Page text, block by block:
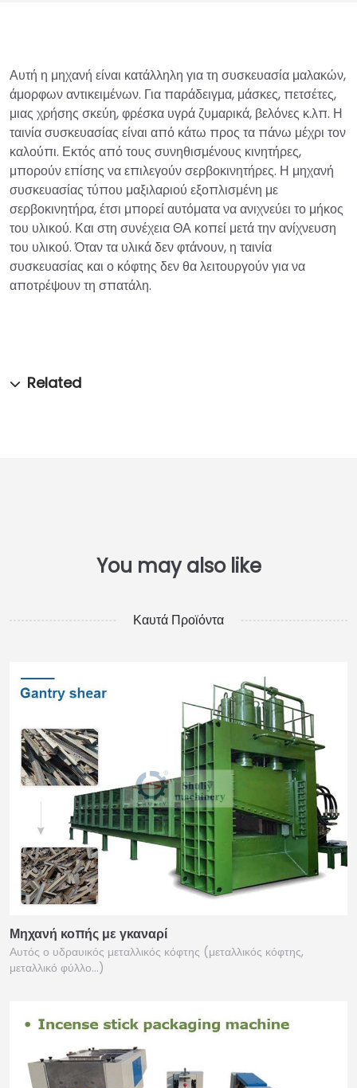
Αυτή η μηχανή είναι κατάλληλη για τη συσκευασία μαλακών,
άμορφων αντικειμένων. Για παράδειγμα, μάσκες, πετσέτες,
μιας χρήσης σκεύη, φρέσκα υγρά ζυμαρικά, βελόνες κ.λπ. Η
ταινία συσκευασίας είναι από κάτω προς τα πάνω μέχρι τον
καλούπι. Εκτός από τους συνηθισμένους κινητήρες,
μπορούν επίσης να επιλεγούν σερβοκινητήρες. Η μηχανή
συσκευασίας τύπου μαξιλαριού εξοπλισμένη με
σερβοκινητήρα, έτσι μπορεί αυτόματα να ανιχνεύει το μήκος
του υλικού. Και στη συνέχεια ΘΑ κοπεί μετά την ανίχνευση
του υλικού. Όταν τα υλικά δεν φτάνουν, η ταινία
συσκευασίας και ο κόφτης δεν θα λειτουργούν για να
αποτρέψουν τη σπατάλη.
Καυτά Προϊόντα
Μηχανή κοπής με γκαναρί
Αυτός ο υδραυικός μεταλλικός κόφτης (μεταλλικός κόφτης,
μεταλλικό φύλλο…)